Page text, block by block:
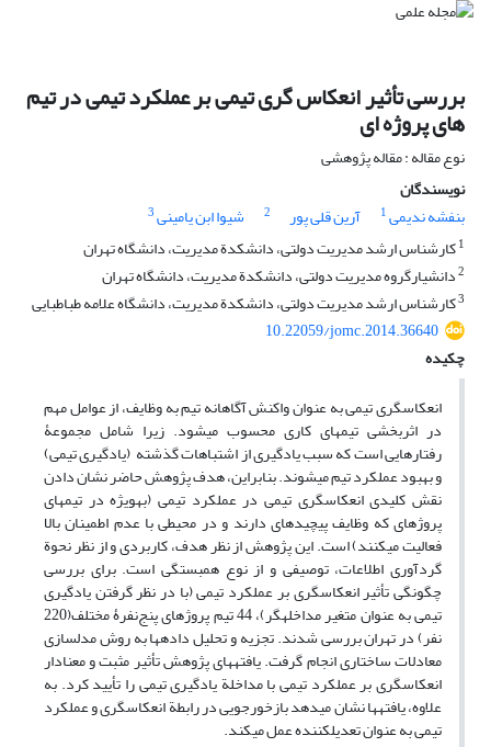
بررسی تأثیر انعکاس گری تیمی بر عملکرد تیمی در تیم
های پروژه ای
نوع مقاله : مقاله پژوهشی
نویسندگان
بنفشه ندیمی1 آرین قلی پور 2 شیوا ابن یامینی3
1کارشناس ارشد مدیریت دولتی، دانشکدة مدیریت، دانشگاه تهران
2دانشیارگروه مدیریت دولتی، دانشکدة مدیریت، دانشگاه تهران
3کارشناس ارشد مدیریت دولتی، دانشکدة مدیریت، دانشگاه علامه طباطبایی
10.22059/jomc.2014.36640
چکیده
انعکاس­گری تیمی به عنوان واکنش آگاهانه تیم به وظایف، از عوامل مهم
در اثربخشی تیم­های کاری محسوب می­شود. زیرا شامل مجموعۀ
رفتارهایی است که سبب یادگیری از اشتباهات گذشته (یادگیری تیمی)
و بهبود عملکرد تیم می­شوند. بنابراین، هدف پژوهش حاضر نشان دادن
نقش کلیدی انعکاس­گری تیمی در عملکرد تیمی (به­ویژه در تیم­های
پروژه­ای که وظایف پیچیده­ای دارند و در محیطی با عدم اطمینان بالا
فعالیت می­کنند) است. این پژوهش از نظر هدف، کاربردی و از نظر نحوة
گردآوری اطلاعات، توصیفی و از نوع همبستگی است. برای بررسی
چگونگی تأثیر انعکاس­گری بر عملکرد تیمی (با در نظر گرفتن یادگیری
تیمی به عنوان متغیر مداخله­گر)، 44 تیم پروژه­ای پنج‌نفرۀ مختلف(220
نفر) در تهران بررسی شدند. تجزیه و تحلیل داده­ها به روش مدل­سازی
معادلات ساختاری انجام گرفت. یافته­های پژوهش تأثیر مثبت و معنادار
انعکاس­گری بر عملکرد تیمی با مداخلة یادگیری تیمی را تأیید کرد. به
علاوه، یافته­ها نشان می­دهد بازخورجویی در رابطة انعکاس­گری و عملکرد
تیمی به عنوان تعدیل­کننده عمل می­کند.